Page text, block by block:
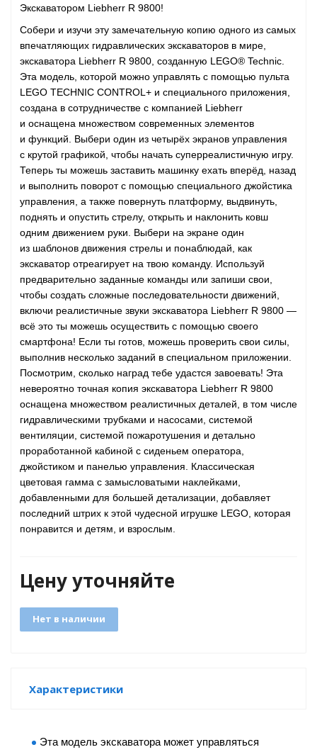
Экскаватором Liebherr R 9800!
Собери и изучи эту замечательную копию одного из самых
впечатляющих гидравлических экскаваторов в мире,
экскаватора Liebherr R 9800, созданную LEGO® Technic.
Эта модель, которой можно управлять с помощью пульта
LEGO TECHNIC CONTROL+ и специального приложения,
создана в сотрудничестве с компанией Liebherr
и оснащена множеством современных элементов
и функций. Выбери один из четырёх экранов управления
с крутой графикой, чтобы начать суперреалистичную игру.
Теперь ты можешь заставить машинку ехать вперёд, назад
и выполнить поворот с помощью специального джойстика
управления, а также повернуть платформу, выдвинуть,
поднять и опустить стрелу, открыть и наклонить ковш
одним движением руки. Выбери на экране один
из шаблонов движения стрелы и понаблюдай, как
экскаватор отреагирует на твою команду. Используй
предварительно заданные команды или запиши свои,
чтобы создать сложные последовательности движений,
включи реалистичные звуки экскаватора Liebherr R 9800 —
всё это ты можешь осуществить с помощью своего
смартфона! Если ты готов, можешь проверить свои силы,
выполнив несколько заданий в специальном приложении.
Посмотрим, сколько наград тебе удастся завоевать! Эта
невероятно точная копия экскаватора Liebherr R 9800
оснащена множеством реалистичных деталей, в том числе
гидравлическими трубками и насосами, системой
вентиляции, системой пожаротушения и детально
проработанной кабиной с сиденьем оператора,
джойстиком и панелью управления. Классическая
цветовая гамма с замысловатыми наклейками,
добавленными для большей детализации, добавляет
последний штрих к этой чудесной игрушке LEGO, которая
понравится и детям, и взрослым.
Цену уточняйте
Нет в наличии
Характеристики
Эта модель экскаватора может управляться